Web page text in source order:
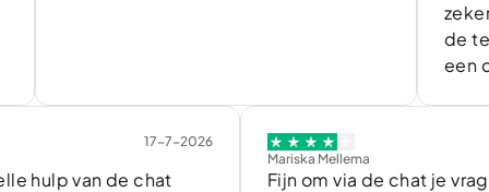
zeker in
de
een
17-7-2026
van de chat
Mariska Mellema
Fijn om via de chat je vragen te